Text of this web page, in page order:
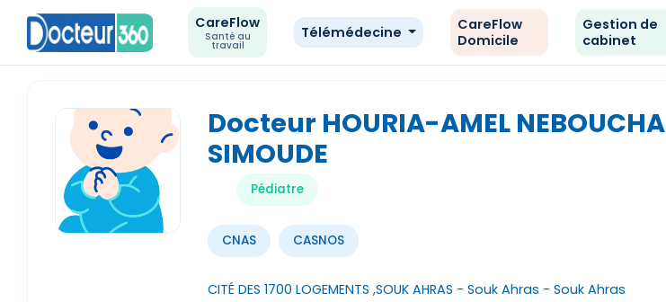
CareFlow
Santé au
travail
Télémédecine
CareFlow
Domicile
Gestion de
cabinet
Docteur HOURIA-AMEL NEBOUCHA
SIMOUDE
Pédiatre
CNAS CASNOS
CITÉ DES 1700 LOGEMENTS ,SOUK AHRAS - Souk Ahras - Souk Ahras